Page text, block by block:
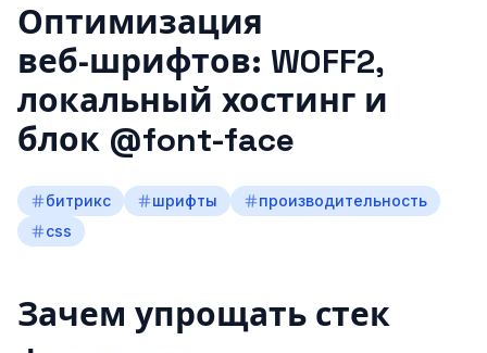
Оптимизация
веб‑шрифтов: WOFF2,
локальный хостинг и
блок @font-face
битрикс шрифты
производительность
css
Зачем упрощать стек